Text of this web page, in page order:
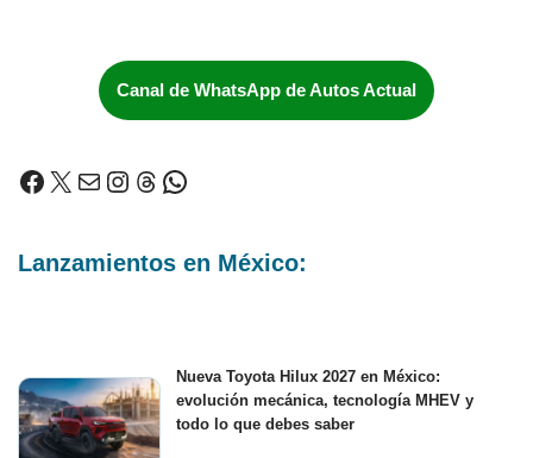
Canal de WhatsApp de Autos Actual
Lanzamientos en México:
Nueva Toyota Hilux 2027 en México:
evolución mecánica, tecnología MHEV y
todo lo que debes saber